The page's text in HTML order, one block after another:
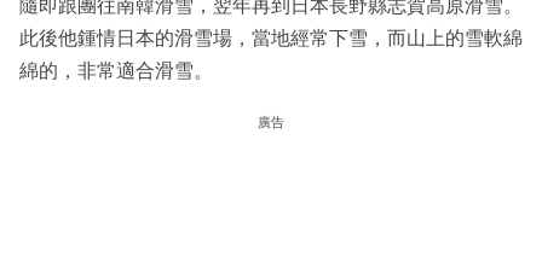
隨即跟團往南韓滑雪，翌年再到日本長野縣志賀高原滑雪。
此後他鍾情日本的滑雪場，當地經常下雪，而山上的雪軟綿
綿的，非常適合滑雪。
廣告